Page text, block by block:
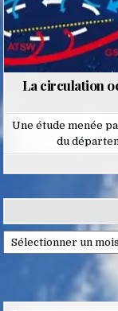
La circulation
Une étude menée
du
Archives